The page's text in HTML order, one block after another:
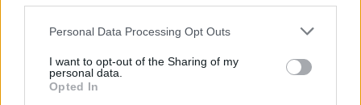
Please note that this website/app uses one or more Google
not limited to your visit or usage behaviour. You may click to
grant or deny consent to Google and its third-party tags to
use your data for below specified purposes in below Google
Personal Data Processing Opt Outs
I want to opt-out of the Sharing of my
personal data.
Opted In